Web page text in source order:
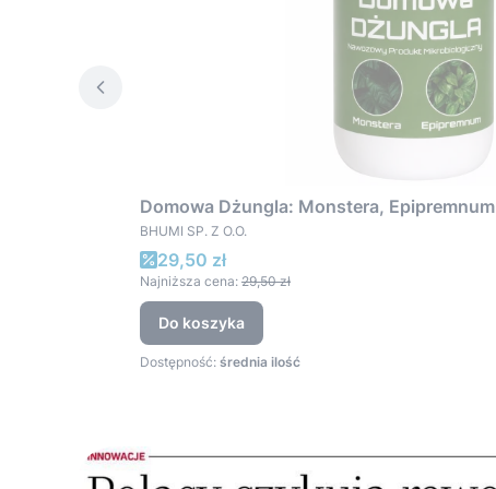
Domowa Dżungla: Monstera, Epipremnum
PRODUCENT
BHUMI SP. Z O.O.
Cena promocyjna
29,50 zł
Najniższa cena: 29,50 zł
Do koszyka
Dostępność: średnia ilość